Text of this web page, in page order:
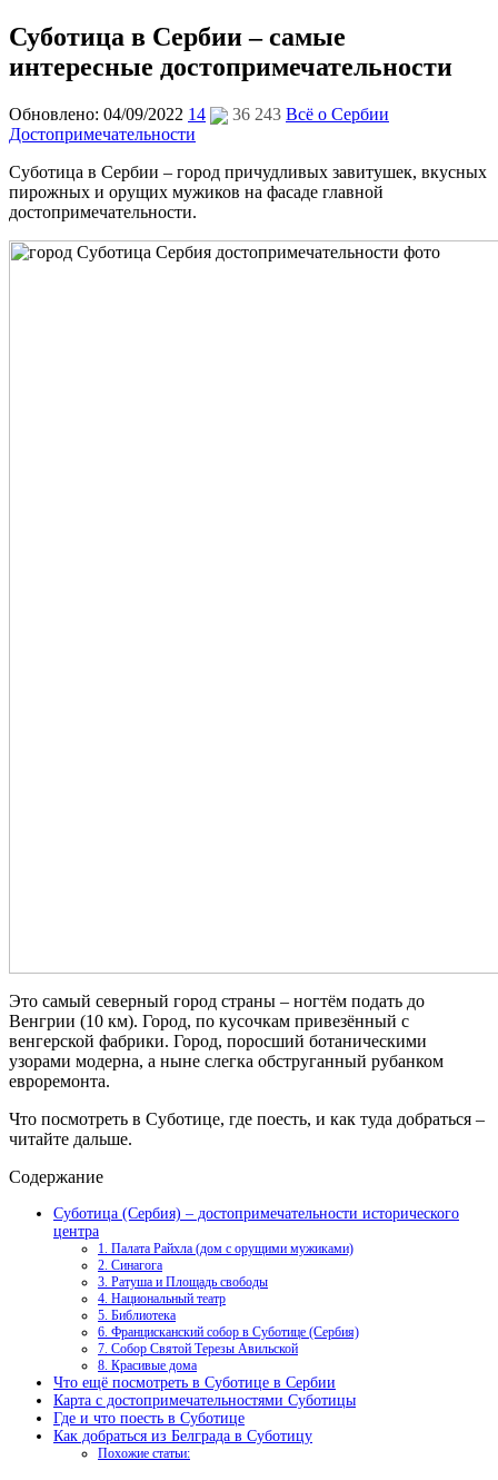
Суботица в Сербии – самые
интересные достопримечательности
Обновлено: 04/09/2022 14 36 243 Всё о Сербии
Достопримечательности
Суботица в Сербии – город причудливых завитушек, вкусных
пирожных и орущих мужиков на фасаде главной
достопримечательности.
Это самый северный город страны – ногтём подать до
Венгрии (10 км). Город, по кусочкам привезённый с
венгерской фабрики. Город, поросший ботаническими
узорами модерна, а ныне слегка обструганный рубанком
евроремонта.
Что посмотреть в Суботице, где поесть, и как туда добраться –
читайте дальше.
Содержание
Суботица (Сербия) – достопримечательности исторического
центра
1. Палата Райхла (дом с орущими мужиками)
2. Синагога
3. Ратуша и Площадь свободы
4. Национальный театр
5. Библиотека
6. Францисканский собор в Суботице (Сербия)
7. Собор Святой Терезы Авильской
8. Красивые дома
Что ещё посмотреть в Суботице в Сербии
Карта с достопримечательностями Суботицы
Где и что поесть в Суботице
Как добраться из Белграда в Суботицу
Похожие статьи: